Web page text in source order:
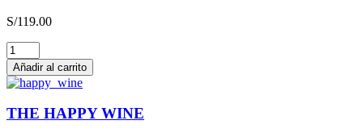
S/119.00
MISS
SCHMITT
LIEBFRAUMILCH
QBA
CAJA
x
Añadir al carrito
THE HAPPY WINE